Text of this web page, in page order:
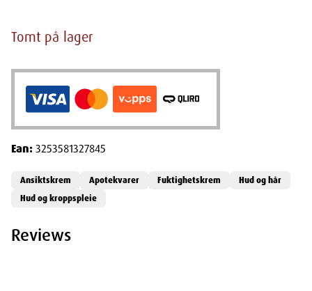
Tomt på lager
Ean:3253581327845
Ansiktskrem Apotekvarer Fuktighetskrem
Hud og hår
Hud og kroppspleie
Reviews